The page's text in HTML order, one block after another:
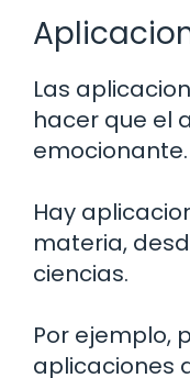
Las
hacer que el
emocionante.
Hay
materia,
ciencias.
Por ejemplo,
aplicaciones